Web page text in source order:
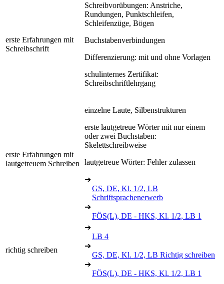
erste Erfahrungen mit
Schreibschrift
Schreibvorübungen: Anstriche,
Rundungen, Punktschleifen,
Schleifenzüge, Bögen
Buchstabenverbindungen
Differenzierung: mit und ohne Vorlagen
schulinternes Zertifikat:
Schreibschriftlehrgang
erste Erfahrungen mit
lautgetreuem Schreiben
einzelne Laute, Silbenstrukturen
erste lautgetreue Wörter mit nur einem
oder zwei Buchstaben:
Skelettschreibweise
lautgetreue Wörter: Fehler zulassen
➔
GS, DE, Kl. 1/2, LB
Schriftsprachenerwerb
➔
FÖS(L), DE - HKS, Kl. 1/2, LB 1
richtig schreiben
➔
LB 4
➔
GS, DE, Kl. 1/2, LB Richtig schreiben
➔
FÖS(L), DE - HKS, Kl. 1/2, LB 1